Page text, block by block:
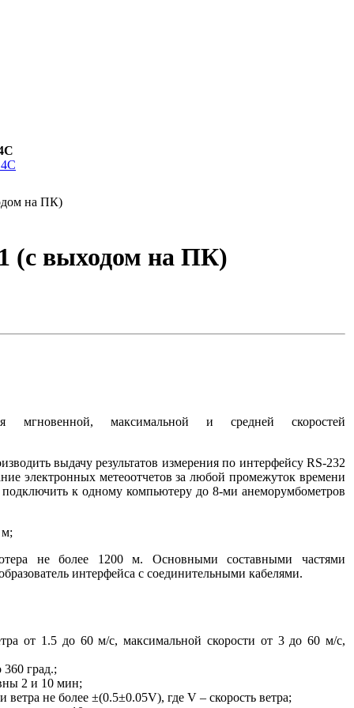
на ПК)
(с выходом на ПК)
мгновенной, максимальной и средней скоростей
выдачу результатов измерения по интерфейсу RS-232
электронных метеоотчетовза любой промежуток времени
к одномукомпьютеру до 8-ми анеморумбометров
не более 1200 м. Основными составными частями
интерфейса с соединительными кабелями.
от 1.5 до 60 м/с, максимальной скорости от 3 до 60 м/с,
360 град.;
2 и 10 мин;
ветра не более ±(0.5±0.05V), где V – скорость ветра;